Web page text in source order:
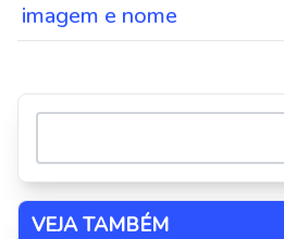
imagem e nome
VEJA TAMBÉM